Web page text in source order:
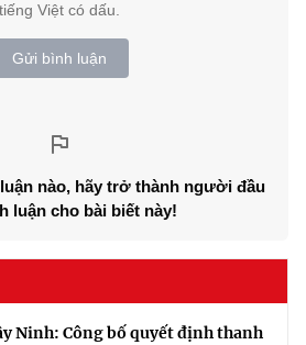
tiếng Việt có dấu.
Gửi bình luận
nào, hãy trở thành người đầu
luận cho bài biết này!
Ninh: Công bố quyết định thanh